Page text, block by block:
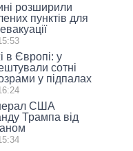
розширили
пунктів для
в Європі: у
сотні
у підпалах
США
Трампа від